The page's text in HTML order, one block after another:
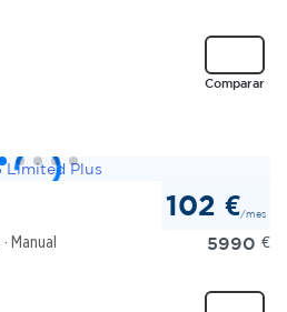
Comparar
Manual
102 €/mes
5990 €